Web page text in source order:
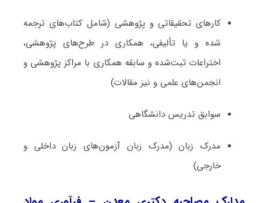
کارهای تحقیقاتی و پژوهشی (شامل کتاب‌های ترجمه­‌
شده و یا تألیفی، همکاری در طرح‌های پژوهشی،
اختراعات ثبت‌­شده و سابقه همکاری با مراکز پژوهشی و
انجمن‌های علمی و نیز مقالات)
سوابق تدریس دانشگاهی
مدرک زبان (مدرک زبان آزمون‌های زبان داخلی و
خارجی)